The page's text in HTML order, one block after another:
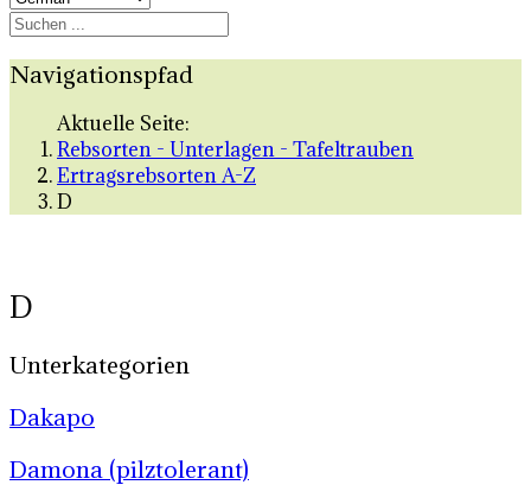
Navigationspfad
Aktuelle Seite:
Rebsorten - Unterlagen - Tafeltrauben
Ertragsrebsorten A-Z
D
D
Unterkategorien
Dakapo
Damona (pilztolerant)